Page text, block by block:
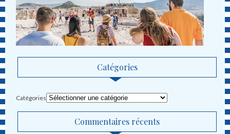
Catégories
Catégories
Commentaires récents